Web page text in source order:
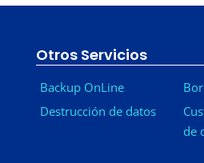
Otros Servicios
Backup OnLine
Destrucción de datos
de